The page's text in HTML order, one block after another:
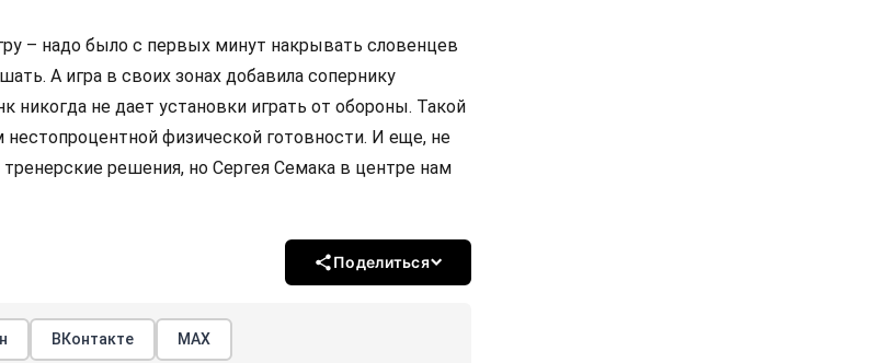
– надо было с первых минут накрывать словенцев
А игра в своих зонах добавила сопернику
никогда не дает установки играть от обороны. Такой
нестопроцентной физической готовности. И еще, не
решения, но Сергея Семака в центре нам
Поделиться
ВКонтакте МАХ